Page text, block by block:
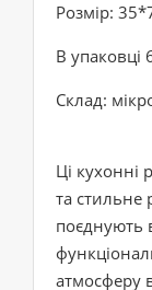
Розмір:
В упаковці
Склад:
Ці кухонні
та стильне
поєднують
атмосферу